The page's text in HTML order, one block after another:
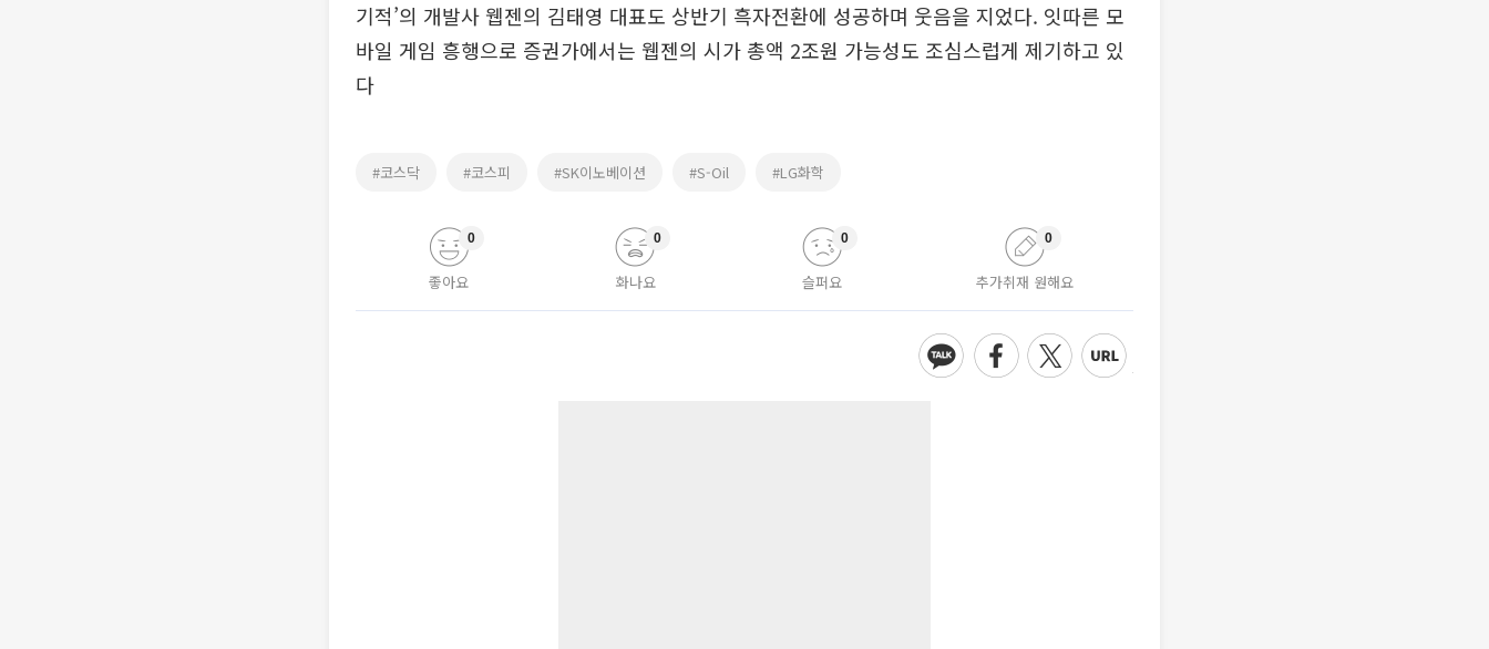
기적’의 개발사 웹젠의 김태영 대표도 상반기 흑자전환에 성공하며 웃음을 지었다. 잇따른 모
바일 게임 흥행으로 증권가에서는 웹젠의 시가 총액 2조원 가능성도 조심스럽게 제기하고 있
다
#코스닥 #코스피 #SK이노베이션 #S-Oil #LG화학
좋아요
0
화나요
0
슬퍼요
0
추가취재 원해요
0